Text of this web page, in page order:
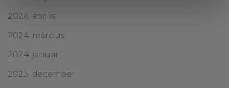
2024. április
2024. március
2024. január
2023. december